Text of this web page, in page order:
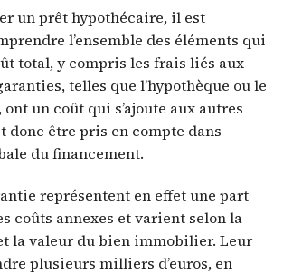
un prêt hypothécaire, il est
l’ensemble des éléments qui
total, y compris les frais liés aux
telles que l’hypothèque ou le
un coût qui s’ajoute aux autres
donc être pris en compte dans
du financement.
représentent en effet une part
coûts annexes et varient selon la
la valeur du bien immobilier. Leur
plusieurs milliers d’euros, en